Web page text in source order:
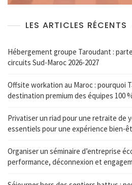
LES ARTICLES RÉCENTS
Hébergement groupe Taroudant :
circuits Sud-Maroc 2026-2027
Offsite workation au Maroc : pourquoi
destination premium des équipes 100
Privatiser un riad pour une retraite de
essentiels pour une expérience bien-
Organiser un séminaire d’entreprise
performance, déconnexion et